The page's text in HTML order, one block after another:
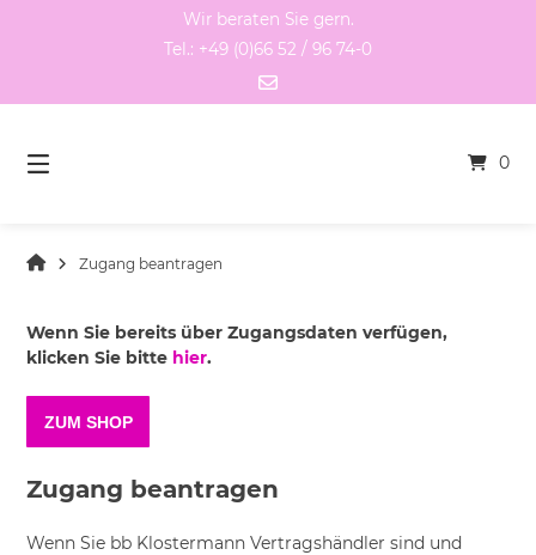
Wir beraten Sie gern.
Tel.: +49 (0)66 52 / 96 74-0
0
Zugang beantragen
Wenn Sie bereits über Zugangsdaten verfügen,
klicken Sie bitte hier.
ZUM SHOP
Zugang beantragen
Wenn Sie bb Klostermann Vertragshändler sind und